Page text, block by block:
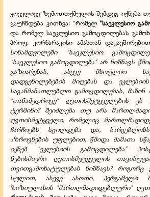
ყოველივე ზემოთთქმულის შემდეგ იქნება
გაუჩნდება კითხვა: "რომელ "საეკლესიო
და რომელ საეკლესიო გამოცდილებას
პროფ. კორნარაკისი ამასთან
სინამდვილეში "საეკლესიო
"საეკლესიო გამოცდილება" არ ნიშნავს
გაზიარებას, ასევე მსოფლიო
დადგენილებების მიღებას და
საგანმანათლებლო გამოცდილებას,
"თანამედროვე" ღვთისმეტყველების ეს
ტერმინი? შეიძლება თუ არა
ღვთისმეტყველი, რომელიც
ჩარჩოებს სცილდება და,
აზროვნების უფლებით, წმიდა მამათა
იქნებ "ეკლესიის გამოცდილება"
ნებისმიერი ღვთისმეტყველის
თვითგამოხატულებას ნიშნავს?
სულით, ასევე ასოთი, პერგამელი
ზიზიულასის "მართლმადიდებლური"